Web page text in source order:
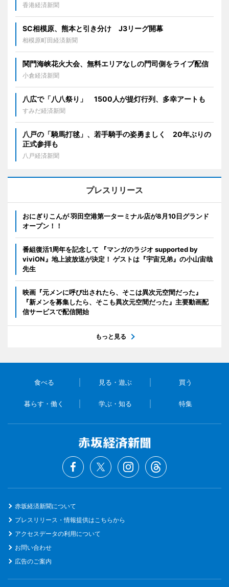
香港経済新聞
SC相模原、熊本と引き分け J3リーグ開幕
相模原町田経済新聞
関門海峡花火大会、無料エリアなしの門司側をライブ配信
小倉経済新聞
八広で「八八祭り」 1500人が提灯行列、多幸アートも
すみだ経済新聞
八戸の「騎馬打毬」、若手騎手の姿勇ましく 20年ぶりの
正式参拝も
八戸経済新聞
プレスリリース
おにぎりこんが 羽田空港第一ターミナル店が8月10日グランド
オープン！！
番組復活1周年を記念して 『マンガのラジオ supported by
viviON』地上波放送が決定！ ゲストは『宇宙兄弟』の小山宙哉
先生
映画『元メンに呼び出されたら、そこは異次元空間だった』
『新メンを募集したら、そこも異次元空間だった』主要動画配
信サービスで配信開始
もっと見る
食べる 見る・遊ぶ 買う
暮らす・働く 学ぶ・知る 特集
赤坂経済新聞について
プレスリリース・情報提供はこちらから
アクセスデータの利用について
お問い合わせ
広告のご案内